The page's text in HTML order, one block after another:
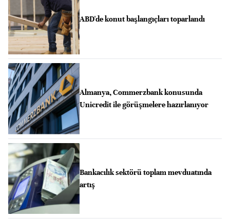
ABD'de konut başlangıçları toparlandı
Almanya, Commerzbank konusunda
Unicredit ile görüşmelere hazırlanıyor
Bankacılık sektörü toplam mevduatında
artış